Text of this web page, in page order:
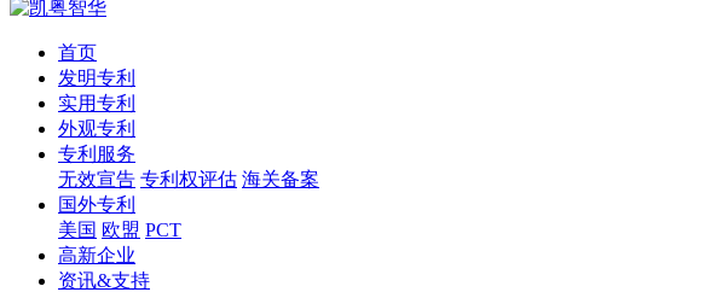
首页
发明专利
实用专利
外观专利
专利服务
无效宣告 专利权评估 海关备案
国外专利
美国 欧盟 PCT
高新企业
资讯&支持